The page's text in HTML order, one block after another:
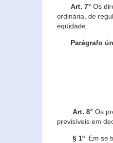
Art. 7° Os
ordinária, de
eqüidade.
Parágrafo
Art. 8° Os
previsíveis em
§ 1º Em se